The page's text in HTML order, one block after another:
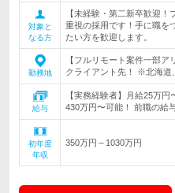
対象と
なる方
【未経験・第二新卒歓迎
重視の採用です！手に職を
たい方を歓迎します。
勤務地
【フルリモート案件一部
クライアント先！ ※北海道
給与
【実務経験者】月給25万
430万円〜可能！ 前職の給
初年度
年収
350万円～1030万円